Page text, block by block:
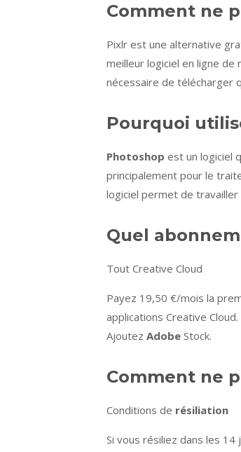
Comment ne
Pixlr est une alternative
meilleur logiciel en ligne de
nécessaire de télécharger
Pourquoi
Photoshop est un logiciel
principalement pour le
logiciel permet de
Quel
Tout Creative Cloud
Payez 19,50 €/mois la
applications Creative
Ajoutez Adobe Stock.
Comment ne
Conditions de résiliation
Si vous résiliez dans les